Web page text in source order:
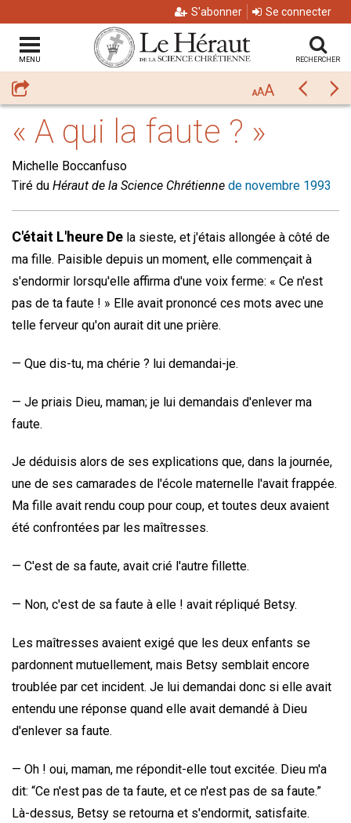
S'abonner Se connecter
MENU RECHERCHER
Partager AAA
« A qui la faute ? »
Michelle Boccanfuso
Tiré du Héraut de la Science Chrétienne de novembre 1993
C'était L'heure De la sieste, et j'étais allongée à côté de
ma fille. Paisible depuis un moment, elle commençait à
s'endormir lorsqu'elle affirma d'une voix ferme: « Ce n'est
pas de ta faute ! » Elle avait prononcé ces mots avec une
telle ferveur qu'on aurait dit une prière.
— Que dis-tu, ma chérie ? lui demandai-je.
— Je priais Dieu, maman; je lui demandais d'enlever ma
faute.
Je déduisis alors de ses explications que, dans la journée,
une de ses camarades de l'école maternelle l'avait frappée.
Ma fille avait rendu coup pour coup, et toutes deux avaient
été confrontées par les maîtresses.
— C'est de sa faute, avait crié l'autre fillette.
— Non, c'est de sa faute à elle ! avait répliqué Betsy.
Les maîtresses avaient exigé que les deux enfants se
pardonnent mutuellement, mais Betsy semblait encore
troublée par cet incident. Je lui demandai donc si elle avait
entendu une réponse quand elle avait demandé à Dieu
d'enlever sa faute.
— Oh ! oui, maman, me répondit-elle tout excitée. Dieu m'a
dit: “Ce n'est pas de ta faute, et ce n'est pas de sa faute.”
Là-dessus, Betsy se retourna et s'endormit, satisfaite.